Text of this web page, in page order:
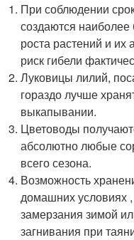
При соблюдении
создаются
роста растений и их
риск гибели
Луковицы лилий,
гораздо лучше
выкапывании.
Цветоводы
абсолютно любые
всего сезона.
Возможность
домашних условиях ,
замерзания зимой
загнивания при